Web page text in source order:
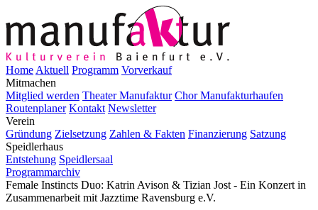
Home Aktuell Programm Vorverkauf
Mitmachen
Mitglied werden Theater Manufaktur Chor Manufakturhaufen
Routenplaner Kontakt Newsletter
Verein
Gründung Zielsetzung Zahlen & Fakten Finanzierung Satzung
Speidlerhaus
Entstehung Speidlersaal
Programmarchiv
Female Instincts Duo: Katrin Avison & Tizian Jost - Ein Konzert in
Zusammenarbeit mit Jazztime Ravensburg e.V.